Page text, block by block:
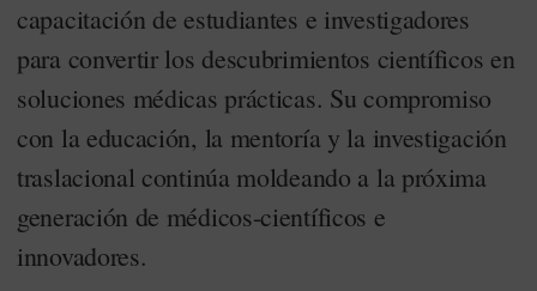
capacitación de estudiantes e investigadores
para convertir los descubrimientos científicos en
soluciones médicas prácticas. Su compromiso
con la educación, la mentoría y la investigación
traslacional continúa moldeando a la próxima
generación de médicos-científicos e
innovadores.